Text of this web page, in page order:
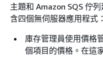
主題和 Amazon SQS 佇
含四個無伺服器應用程式：
庫存管理員使用價格
個項目的價格。在這